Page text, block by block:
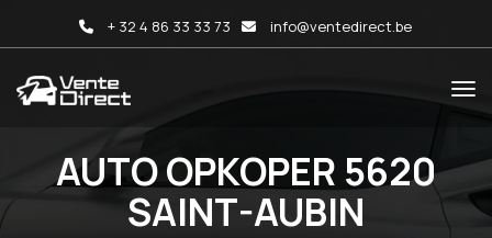
+ 32 4 86 33 33 73 info@ventedirect.be
AUTO OPKOPER 5620
SAINT-AUBIN